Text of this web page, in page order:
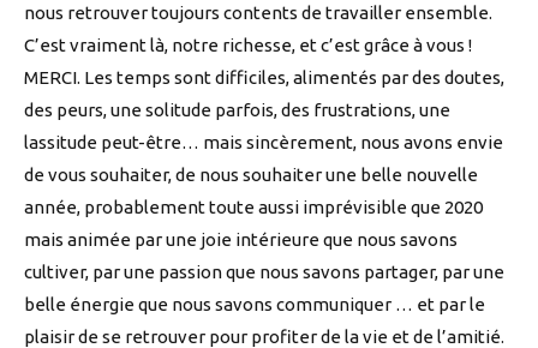
nous retrouver toujours contents de travailler ensemble.
C’est vraiment là, notre richesse, et c’est grâce à vous !
MERCI. Les temps sont difficiles, alimentés par des doutes,
des peurs, une solitude parfois, des frustrations, une
lassitude peut-être… mais sincèrement, nous avons envie
de vous souhaiter, de nous souhaiter une belle nouvelle
année, probablement toute aussi imprévisible que 2020
mais animée par une joie intérieure que nous savons
cultiver, par une passion que nous savons partager, par une
belle énergie que nous savons communiquer … et par le
plaisir de se retrouver pour profiter de la vie et de l’amitié.